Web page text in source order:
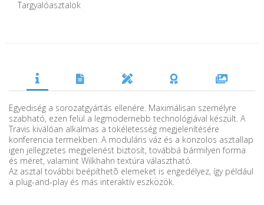
Targyalóasztalok
Egyediség a sorozatgyártás ellenére. Maximálisan személyre
szabható, ezen felül a legmodernebb technológiával készült. A
Travis kiválóan alkalmas a tökéletesség megjelenítésére
konferencia termekben. A moduláris váz és a konzolos asztallap
igen jellegzetes megjelenést biztosít, továbbá bármilyen forma
és méret, valamint Wilkhahn textúra választható.
Az asztal további beépíthetõ elemeket is engedélyez, így például
a plug-and-play és más interaktív eszközök.